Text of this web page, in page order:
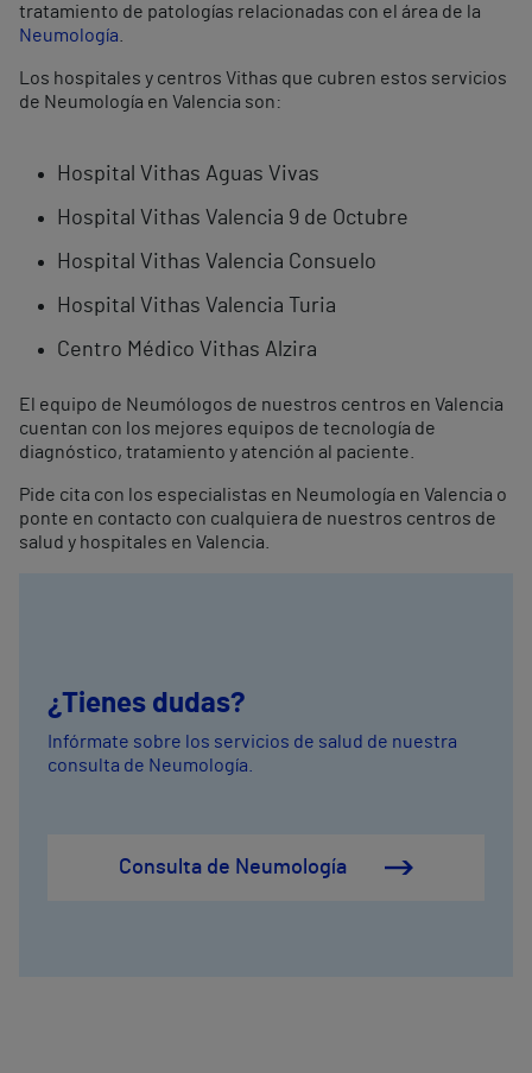
tratamiento de patologías relacionadas con el área de la
Neumología
Los hospitales y centros Vithas que cubren estos servicios
de Neumología en Valencia son:
Hospital Vithas Aguas Vivas
Hospital Vithas Valencia 9 de Octubre
Hospital Vithas Valencia Consuelo
Hospital Vithas Valencia Turia
Centro Médico Vithas Alzira
El equipo de Neumólogos de nuestros centros en Valencia
cuentan con los mejores equipos de tecnología de
diagnóstico, tratamiento y atención al paciente.
Pide cita con los especialistas en Neumología en Valencia o
ponte en contacto con cualquiera de nuestros centros de
salud y hospitales en Valencia.
¿Tienes dudas?
Infórmate sobre los servicios de salud de nuestra
consulta de Neumología.
Consulta de Neumología